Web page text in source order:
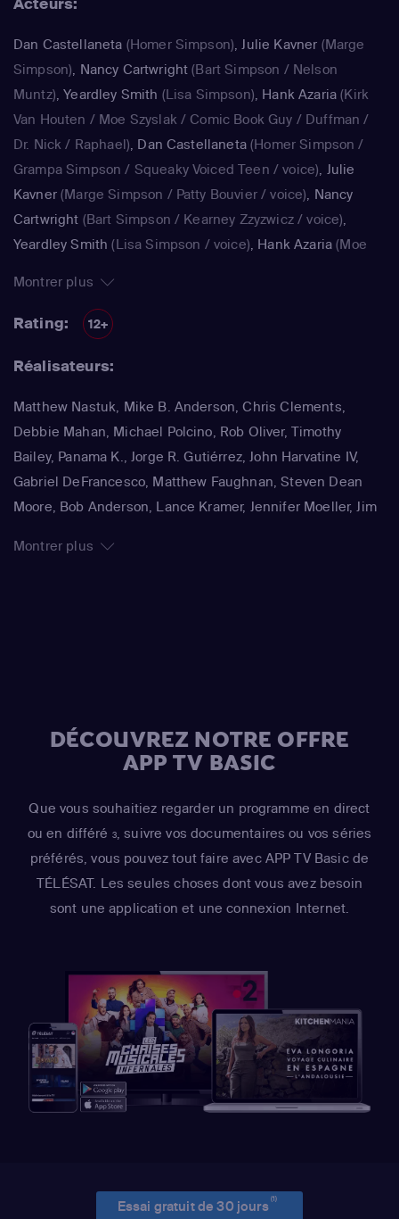
saison, est régulièrement récompensée aux Emmy Awards
Dan Castellaneta (Homer Simpson),Julie Kavner (Marge
Simpson), Nancy Cartwright (Bart Simpson / Nelson
Muntz),Yeardley Smith (Lisa Simpson), Hank Azaria (Kirk
Van Houten / Moe Szyslak / Comic Book Guy / Duffman /
Dr. Nick / Raphael), Dan Castellaneta(Homer Simpson /
Grampa Simpson / Squeaky Voiced Teen / voice), Julie
Kavner(Marge Simpson / Patty Bouvier / voice), Nancy
Cartwright (Bart Simpson / Kearney Zzyzwicz / voice),
Yeardley Smith (Lisa Simpson / voice), Hank Azaria (Moe
Lawyer / Lifeguard / Very Tall Man / voice)
Castellaneta(Homer Simpson / Kodos)
(Bart Simpson)
Houten / Clancy Wiggum / Snake Jailbird / Maximilian von
(Marge Simpson / Patty Bouvier / Selma
Bouvier)
Nancy Cartwright
(Cletus Spuckler / Kirk Van
Comic Book Guy)
Montrer plus
Rating: 12+
Réalisateurs:
Matthew Nastuk, Mike B. Anderson, Chris Clements,
Debbie Mahan, Michael Polcino, Rob Oliver, Timothy
Bailey, Panama K., Jorge R. Gutiérrez, John Harvatine IV,
Gabriel DeFrancesco, Matthew Faughnan, Steven Dean
Moore, Bob Anderson, Lance Kramer, Jennifer Moeller, Jim
Montrer plus
DÉCOUVREZ NOTRE OFFRE
APP TV BASIC
Que vous souhaitiez regarder un programme en direct
ou en différé 3, suivre vos documentaires ou vos séries
préférés, vous pouvez tout faire avec APP TV Basic de
TÉLÉSAT. Les seules choses dont vous avez besoin
sont une application et une connexion Internet.
Essai gratuit de 30 jours(1)